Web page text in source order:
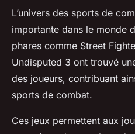
L’univers des sports de
importante dans le monde
phares comme Street
Undisputed 3 ont trouvé
des joueurs, contribuant
sports de combat.
Ces jeux permettent aux